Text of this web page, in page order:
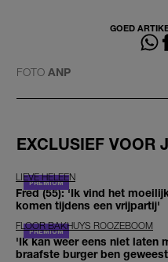
GOED
FOTO ANP
EXCLUSIEF VOOR
LIEVE HELEEN
Fred (55): 'Ik vind het
komen tijdens een vrijpartij'
FLOOR BAKHUYS ROOZEBOOM
'Ik kan weer eens niet laten
braafste burger ben